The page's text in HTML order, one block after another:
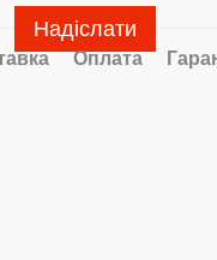
Надіслати
Оплата